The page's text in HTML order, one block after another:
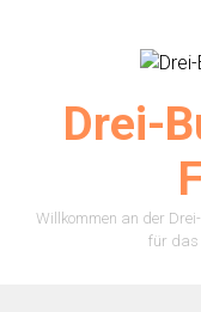
Drei-
Willkommen an der
für das